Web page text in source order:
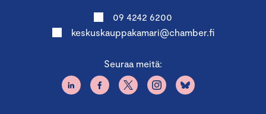
09 4242 6200
keskuskauppakamari@chamber.fi
Seuraa meitä: